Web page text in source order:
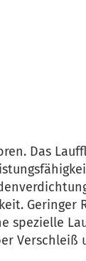
Das
Geringer
spezielle
Verschleiß